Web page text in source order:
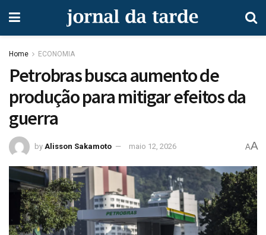
Home ECONOMIA
Petrobras busca aumento de
produção para mitigar efeitos da
guerra
by Alisson Sakamoto maio 12, 2026 AA